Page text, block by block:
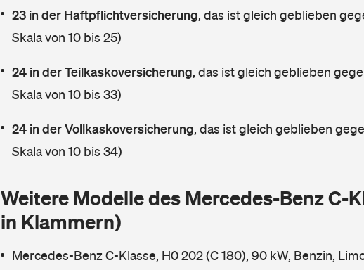
23 in der Haftpflichtversicherung, das ist gleich geblieben
Skala von 10 bis 25)
24 in der Teilkaskoversicherung, das ist gleich geblieben
Skala von 10 bis 33)
24 in der Vollkaskoversicherung, das ist gleich geblieben
Skala von 10 bis 34)
Weitere Modelle des Mercedes-Benz C-
in Klammern)
Mercedes-Benz C-Klasse, H0 202 (C 180), 90 kW, Benzin,